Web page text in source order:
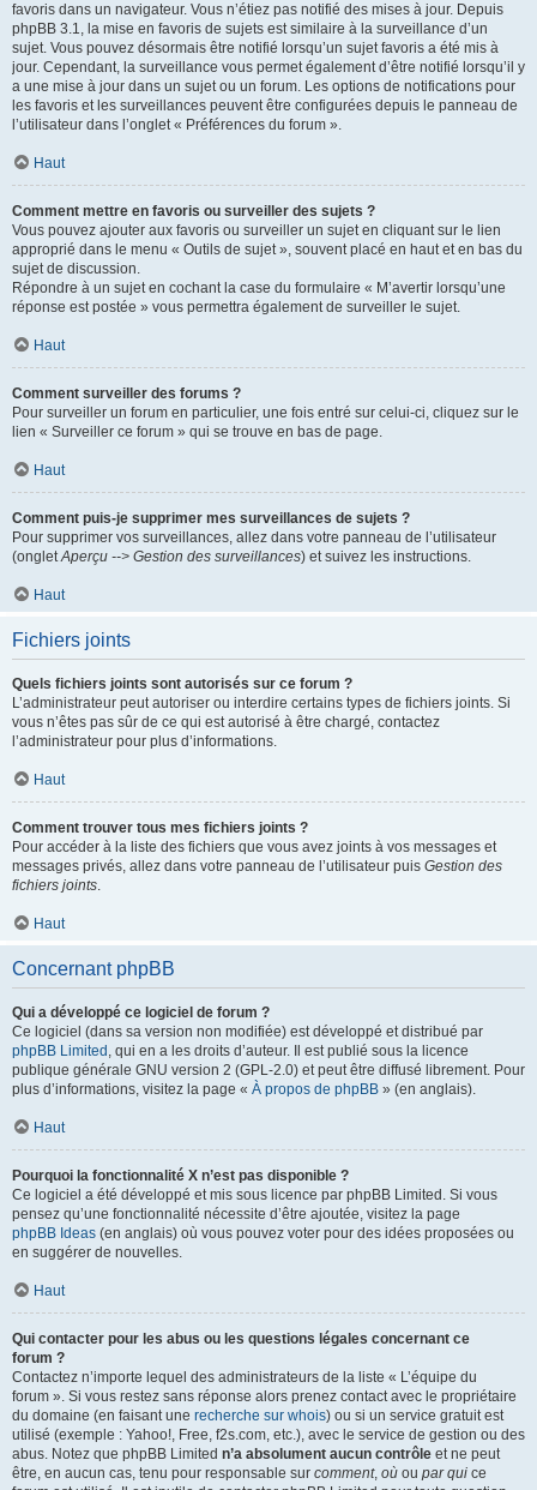
favoris dans un navigateur. Vous n’étiez pas notifié des mises à jour. Depuis
phpBB 3.1, la mise en favoris de sujets est similaire à la surveillance d’un
sujet. Vous pouvez désormais être notifié lorsqu’un sujet favoris a été mis à
jour. Cependant, la surveillance vous permet également d’être notifié lorsqu’il y
a une mise à jour dans un sujet ou un forum. Les options de notifications pour
les favoris et les surveillances peuvent être configurées depuis le panneau de
l’utilisateur dans l’onglet « Préférences du forum ».
Haut
Comment mettre en favoris ou surveiller des sujets ?
Vous pouvez ajouter aux favoris ou surveiller un sujet en cliquant sur le lien
approprié dans le menu « Outils de sujet », souvent placé en haut et en bas du
sujet de discussion.
Répondre à un sujet en cochant la case du formulaire « M’avertir lorsqu’une
réponse est postée » vous permettra également de surveiller le sujet.
Haut
Comment surveiller des forums ?
Pour surveiller un forum en particulier, une fois entré sur celui-ci, cliquez sur le
lien « Surveiller ce forum » qui se trouve en bas de page.
Haut
Comment puis-je supprimer mes surveillances de sujets ?
Pour supprimer vos surveillances, allez dans votre panneau de l’utilisateur
(ongletAperçu --> Gestion des surveillances) et suivez les instructions.
Haut
Fichiers joints
Quels fichiers joints sont autorisés sur ce forum ?
L’administrateur peut autoriser ou interdire certains types de fichiers joints. Si
vous n’êtes pas sûr de ce qui est autorisé à être chargé, contactez
l’administrateur pour plus d’informations.
Haut
Comment trouver tous mes fichiers joints ?
Pour accéder à la liste des fichiers que vous avez joints à vos messages et
messages privés, allez dans votre panneau de l’utilisateur puis Gestion des
fichiers joints.
Haut
Concernant phpBB
Qui a développé ce logiciel de forum ?
Ce logiciel (dans sa version non modifiée) est développé et distribué par
phpBB Limited , qui en a les droits d’auteur. Il est publié sous la licence
publique générale GNU version 2 (GPL-2.0) et peut être diffusé librement. Pour
plus d’informations, visitez la page « À propos de phpBB » (en anglais).
Haut
Pourquoi la fonctionnalité X n’est pas disponible ?
Ce logiciel a été développé et mis sous licence par phpBB Limited. Si vous
pensez qu’une fonctionnalité nécessite d’être ajoutée, visitez la page
phpBB Ideas (en anglais) où vous pouvez voter pour des idées proposées ou
en suggérer de nouvelles.
Haut
Qui contacter pour les abus ou les questions légales concernant ce
forum ?
Contactez n’importe lequel des administrateurs de la liste « L’équipe du
forum ». Si vous restez sans réponse alors prenez contact avec le propriétaire
du domaine (en faisant une recherche sur whois) ou si un service gratuit est
utilisé (exemple : Yahoo!, Free, f2s.com, etc.), avec le service de gestion ou des
abus. Notez que phpBB Limited n’a absolument aucun contrôle et ne peut
être, en aucun cas, tenu pour responsable sur comment, où ou par qui ce